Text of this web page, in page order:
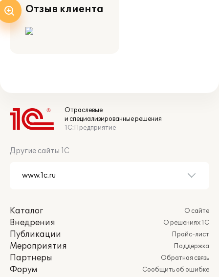
Отзыв клиента
Отраслевые
и специализированные решения
1С:Предприятие
Другие сайты 1С
Каталог
Внедрения
Публикации
Мероприятия
Партнеры
Форум
О сайте
О решениях 1С
Прайс-лист
Поддержка
Обратная связь
Сообщить об ошибке